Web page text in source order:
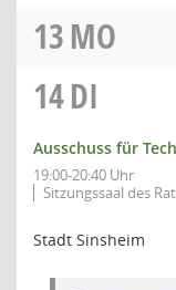
13MO
14DI
Ausschuss für
19:00-20:40 Uhr
Sitzungssaal des
Stadt Sinsheim